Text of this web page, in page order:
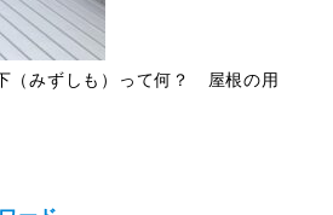
（みずしも）って何？ 屋根の用